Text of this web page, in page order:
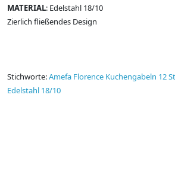
MATERIAL: Edelstahl 18/10
Zierlich fließendes Design
Stichworte:Amefa Florence Kuchengabeln 12
Edelstahl 18/10